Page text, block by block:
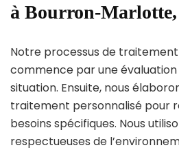
à Bourron-Marlotte,
Notre processus de
commence par une
situation. Ensuite, nous
traitement personnalisé pour
besoins spécifiques. Nous
respectueuses de